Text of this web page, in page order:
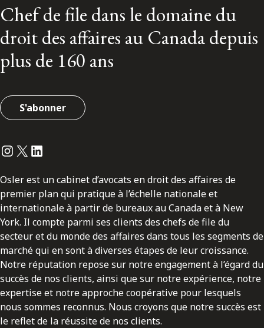
Chef de file dans le domaine du
droit des affaires au Canada depuis
plus de 160 ans
S'abonner
Instagram
Twitter
LinkedIn
Osler est un cabinet d’avocats en droit des affaires de
premier plan qui pratique à l’échelle nationale et
internationale à partir de bureaux au Canada et à New
York. Il compte parmi ses clients des chefs de file du
secteur et du monde des affaires dans tous les segments de
marché qui en sont à diverses étapes de leur croissance.
Notre réputation repose sur notre engagement à l’égard du
succès de nos clients, ainsi que sur notre expérience, notre
expertise et notre approche coopérative pour lesquels
nous sommes reconnus. Nous croyons que notre succès est
le reflet de la réussite de nos clients.